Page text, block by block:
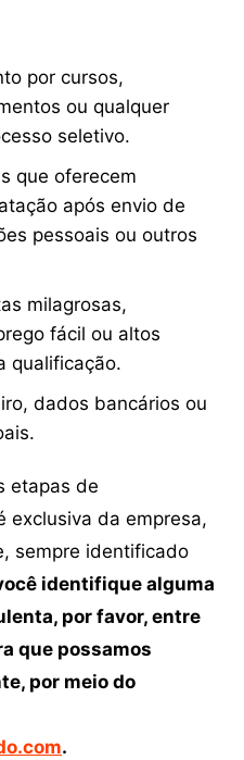
por cursos,
ou qualquer
seletivo.
que oferecem
após envio de
pessoais ou outros
milagrosas,
fácil ou altos
qualificação.
dados bancários ou
etapas de
exclusiva da empresa,
sempre identificado
identifique alguma
por favor, entre
que possamos
por meio do
.